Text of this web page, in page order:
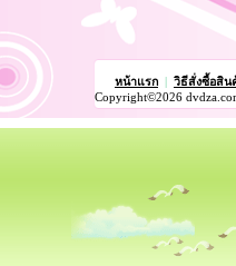
หน้าแรก
วิธีสั่งซื้อสิน
Copyright©2026